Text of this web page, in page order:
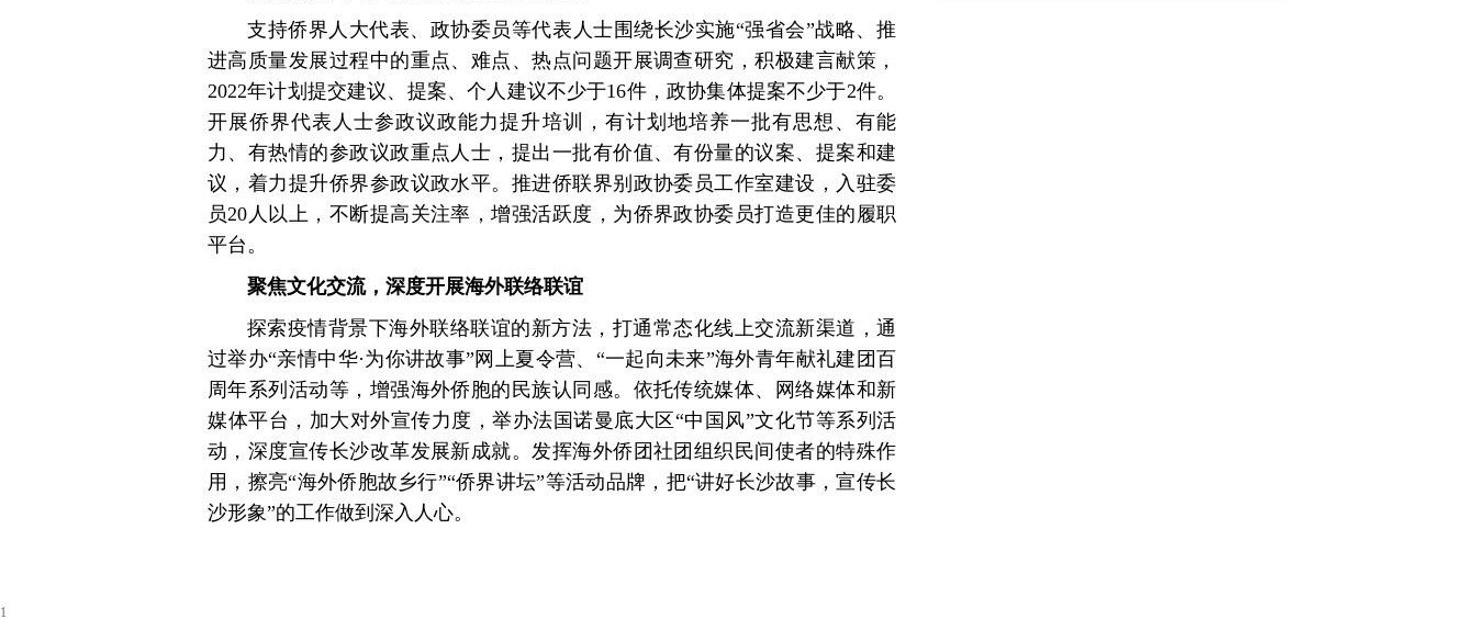
支持侨界人大代表、政协委员等代表人士围绕长沙实施“强省会”战略、推
进高质量发展过程中的重点、难点、热点问题开展调查研究，积极建言献策，
2022年计划提交建议、提案、个人建议不少于16件，政协集体提案不少于2件。
开展侨界代表人士参政议政能力提升培训，有计划地培养一批有思想、有能
力、有热情的参政议政重点人士，提出一批有价值、有份量的议案、提案和建
议，着力提升侨界参政议政水平。推进侨联界别政协委员工作室建设，入驻委
员20人以上，不断提高关注率，增强活跃度，为侨界政协委员打造更佳的履职
平台。
聚焦文化交流，深度开展海外联络联谊
探索疫情背景下海外联络联谊的新方法，打通常态化线上交流新渠道，通
过举办“亲情中华·为你讲故事”网上夏令营、“一起向未来”海外青年献礼建团百
周年系列活动等，增强海外侨胞的民族认同感。依托传统媒体、网络媒体和新
媒体平台，加大对外宣传力度，举办法国诺曼底大区“中国风”文化节等系列活
动，深度宣传长沙改革发展新成就。发挥海外侨团社团组织民间使者的特殊作
用，擦亮“海外侨胞故乡行”“侨界讲坛”等活动品牌，把“讲好长沙故事，宣传长
沙形象”的工作做到深入人心。
1